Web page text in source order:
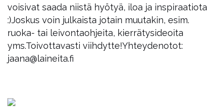
voisivat saada niistä hyötyä, iloa ja inspiraatiota
:)Joskus voin julkaista jotain muutakin, esim.
ruoka- tai leivontaohjeita, kierrätysideoita
yms.Toivottavasti viihdytte!Yhteydenotot:
jaana@laineita.fi